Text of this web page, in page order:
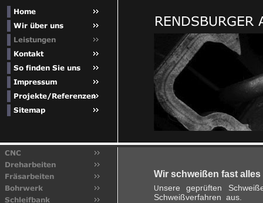
Wir schweißen fast alles
Unsere geprüften
Schweißverfahren aus.